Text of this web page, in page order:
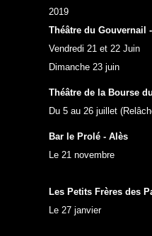
2019
Théâtre du Gouvernail
Vendredi 21 et 22 Juin
Dimanche 23 juin
Théâtre de la Bourse
Du 5 au 26 juillet
Bar le Prolé - Alès
Le 21 novembre
Les Petits Frères des
Le 27 janvier